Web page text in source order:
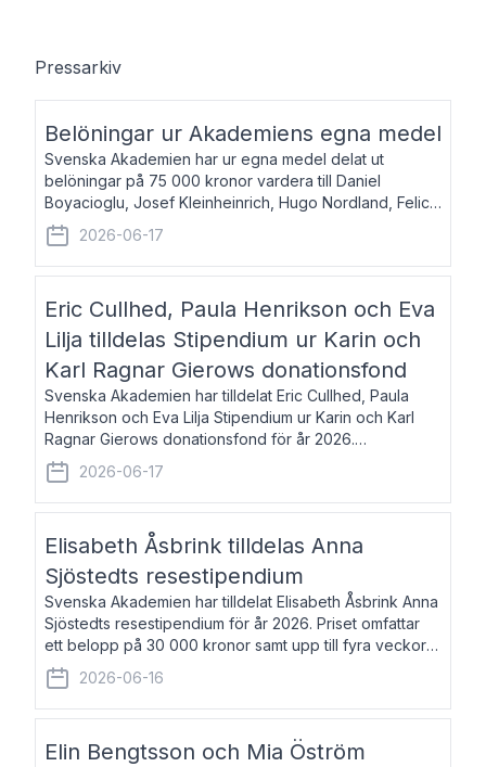
Pressarkiv
Belöningar ur Akademiens egna medel
Svenska Akademien har ur egna medel delat ut
belöningar på 75 000 kronor vardera till Daniel
Boyacioglu, Josef Kleinheinrich, Hugo Nordland, Felicia
Stenroth och Svante Strandberg. Daniel Boyacioglu,
född 1981, är poet och scenartist. Josef
2026-06-17
Eric Cullhed, Paula Henrikson och Eva
Lilja tilldelas Stipendium ur Karin och
Karl Ragnar Gierows donationsfond
Svenska Akademien har tilldelat Eric Cullhed, Paula
Henrikson och Eva Lilja Stipendium ur Karin och Karl
Ragnar Gierows donationsfond för år 2026.
Stipendiebeloppet är på 70 000 kronor vardera. Eric
Cullhed, född 1985, är professor i grekis
2026-06-17
Elisabeth Åsbrink tilldelas Anna
Sjöstedts resestipendium
Svenska Akademien har tilldelat Elisabeth Åsbrink Anna
Sjöstedts resestipendium för år 2026. Priset omfattar
ett belopp på 30 000 kronor samt upp till fyra veckors
fri vistelse i Akademiens lägenhet i Berlin. Elisabeth
Åsbrink, född 1965 oc
2026-06-16
Elin Bengtsson och Mia Öström